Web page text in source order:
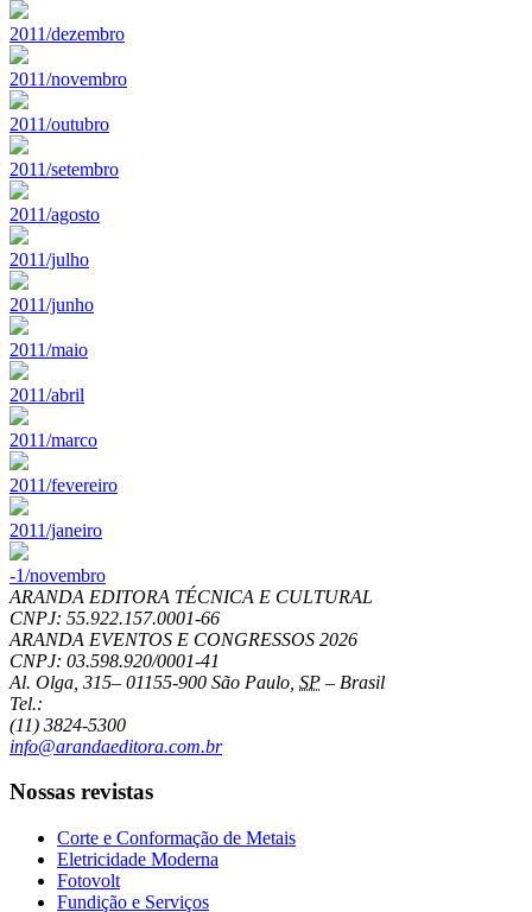
2011/dezembro
2011/novembro
2011/outubro
2011/setembro
2011/agosto
2011/julho
2011/junho
2011/maio
2011/abril
2011/marco
2011/fevereiro
2011/janeiro
-1/novembro
ARANDA EDITORA TÉCNICA E CULTURAL
CNPJ: 55.922.157.0001-66
ARANDA EVENTOS E CONGRESSOS 2026
CNPJ: 03.598.920/0001-41
Al. Olga, 315– 01155-900 São Paulo SP – Brasil
Tel.:
(11) 3824-5300
info@arandaeditora.com.br
Nossas revistas
Corte e Conformação de Metais
Eletricidade Moderna
Fotovolt
Fundição e Serviços